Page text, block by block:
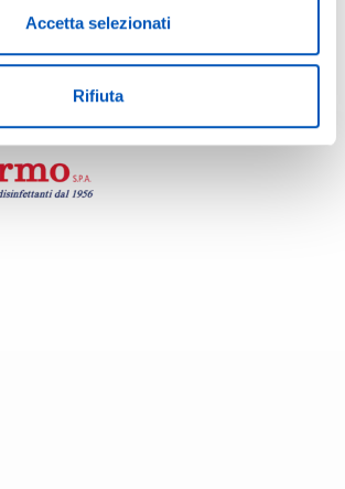
Accetta selezionati
Rifiuta
EXPO – DUBAI